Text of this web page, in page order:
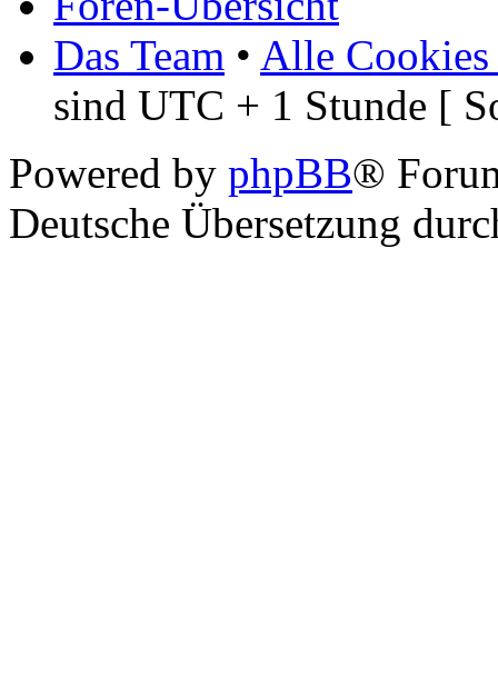
Das Team • Alle Cookies
sind UTC + 1 Stunde [
Powered by phpBB®
Deutsche Übersetzung